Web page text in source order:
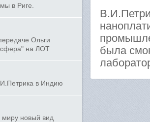
в Риге.
Ольги
на ЛОТ
в Индию
миру новый вид
была